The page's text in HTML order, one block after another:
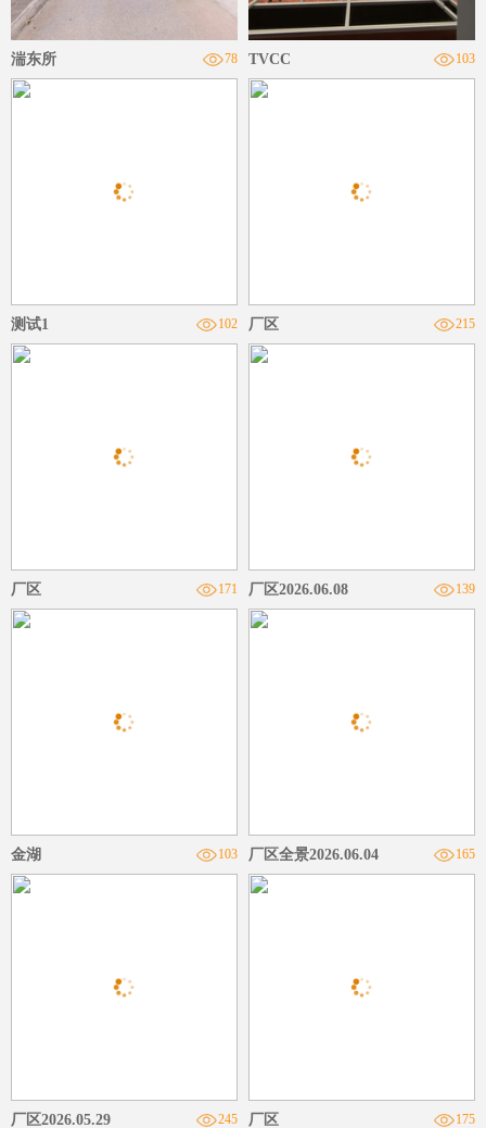
湍东所 78 TVCC 103
测试1 102 厂区 215
厂区 171 厂区2026.06.08 139
金湖 103 厂区全景2026.06.04 165
厂区2026.05.29 245 厂区 175